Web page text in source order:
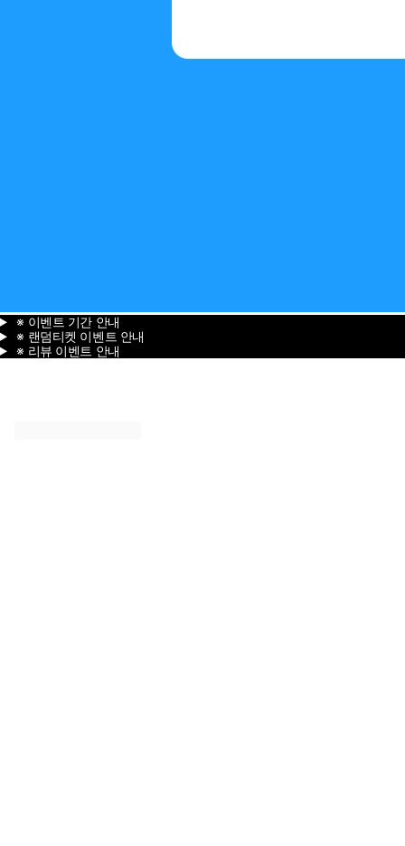
※ 이벤트 기간 안내
※ 랜덤티켓 이벤트 안내
※ 리뷰 이벤트 안내